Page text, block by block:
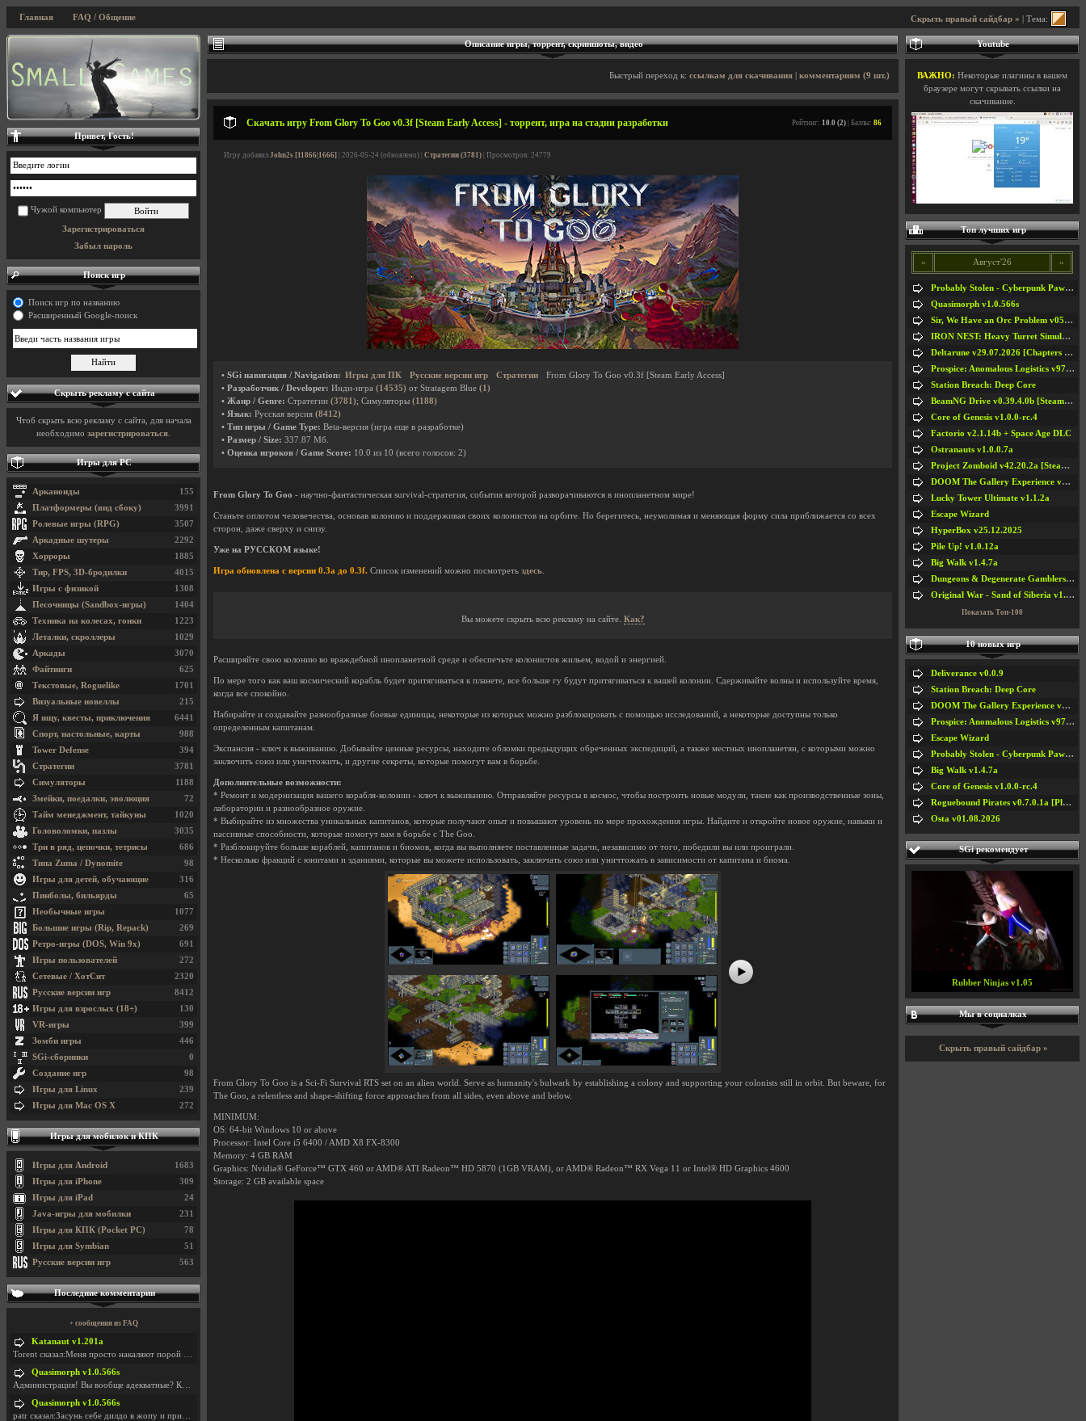
Скрыть правый сайдбар » | Тема:
Главная FAQ / Общение
Описание игры, торрент, скриншоты, видео
Быстрый переход к: ссылкам для скачивания комментариям (9 шт.)
Скачать игру From Glory To Goo v0.3f [Steam Early Access] - торрент, игра на стадии разработки Рейтинг: 10.0 (2) | Баллы: 86
Игру добавил John2s [11866|1666] | 2026-05-24 (обновлено) | Стратегии (3781) | Просмотров: 24779
• SGi навигация / Navigation: Игры для ПК Русские версии игр Стратегии
From Glory To Goo v0.3f [Steam Early Access]
• Разработчик / Developer: Инди-игра (14535) от Stratagem Blue (1)
• Жанр / Genre: Стратегии (3781); Симуляторы (1188)
• Язык: Русская версия (8412)
• Тип игры / Game Type: Beta-версия (игра еще в разработке)
• Размер / Size: 337.87 Мб.
• Оценка игроков / Game Score: 10.0 из 10 (всего голосов: 2)
From Glory To Goo - научно-фантастическая survival-стратегия, события которой разворачиваются в инопланетном мире!
Станьте оплотом человечества, основав колонию и поддерживая своих колонистов на орбите. Но берегитесь, неумолимая и меняющая форму сила приближается со всех
сторон, даже сверху и снизу.
Уже на РУССКОМ языке!
Игра обновлена с версии 0.3a до 0.3f. Список изменений можно посмотреть здесь
Вы можете скрыть всю рекламу на сайте. Как?
Расширяйте свою колонию во враждебной инопланетной среде и обеспечьте колонистов жильем, водой и энергией.
По мере того как ваш космический корабль будет притягиваться к планете, все больше гу будут притягиваться к вашей колонии. Сдерживайте волны и используйте время,
когда все спокойно.
Набирайте и создавайте разнообразные боевые единицы, некоторые из которых можно разблокировать с помощью исследований, а некоторые доступны только
определенным капитанам.
Экспансия - ключ к выживанию. Добывайте ценные ресурсы, находите обломки предыдущих обреченных экспедиций, а также местных инопланетян, с которыми можно
заключить союз или уничтожить, и другие секреты, которые помогут вам в борьбе.
Дополнительные возможности:
* Ремонт и модернизация вашего корабля-колонии - ключ к выживанию. Отправляйте ресурсы в космос, чтобы построить новые модули, такие как производственные зоны,
лаборатории и разнообразное оружие.
* Выбирайте из множества уникальных капитанов, которые получают опыт и повышают уровень по мере прохождения игры. Найдите и откройте новое оружие, навыки и
пассивные способности, которые помогут вам в борьбе с The Goo.
* Разблокируйте больше кораблей, капитанов и биомов, когда вы выполняете поставленные задачи, независимо от того, победили вы или проиграли.
* Несколько фракций с юнитами и зданиями, которые вы можете использовать, заключать союз или уничтожать в зависимости от капитана и биома.
#6
From Glory To Goo is a Sci-Fi Survival RTS set on an alien world. Serve as humanity's bulwark by establishing a colony and supporting your colonists still in orbit. But beware, for
The Goo, a relentless and shape-shifting force approaches from all sides, even above and below.
MINIMUM:
OS: 64-bit Windows 10 or above
Processor: Intel Core i5 6400 / AMD X8 FX-8300
Memory: 4 GB RAM
Graphics: Nvidia® GeForce™ GTX 460 or AMD® ATI Radeon™ HD 5870 (1GB VRAM), or AMD® Radeon™ RX Vega 11 or Intel® HD Graphics 4600
Storage: 2 GB available space
Привет, Гость!
Чужой компьютер
Зарегистрироваться
Забыл пароль
Поиск игр
Поиск игр по названию
Расширенный Google-поиск
Скрыть рекламу с сайта
Чтоб скрыть всю рекламу с сайта, для начала
необходимо зарегистрироваться
Игры для PC
155
Арканоиды
3991
Платформеры (вид сбоку)
3507
Ролевые игры (RPG)
2292
Аркадные шутеры
1885
Хорроры
4015
Тир, FPS, 3D-бродилки
1308
Игры с физикой
1404
Песочницы (Sandbox-игры)
1223
Техника на колесах, гонки
1029
Леталки, скроллеры
3070
Аркады
625
Файтинги
1701
Текстовые, Roguelike
215
Визуальные новеллы
6441
Я ищу, квесты, приключения
988
Спорт, настольные, карты
394
Tower Defense
3781
Стратегии
1188
Симуляторы
72
Змейки, поедалки, эволюция
1020
Тайм менеджмент, тайкуны
3035
Головоломки, пазлы
686
Три в ряд, цепочки, тетрисы
98
Типа Zuma / Dynomite
316
Игры для детей, обучающие
65
Пинболы, бильярды
1077
Необычные игры
269
Большие игры (Rip, Repack)
691
Ретро-игры (DOS, Win 9x)
272
Игры пользователей
2320
Сетевые / ХотСит
8412
Русские версии игр
130
Игры для взрослых (18+)
399
VR-игры
446
Зомби игры
0
SGi-сборники
98
Создание игр
239
Игры для Linux
272
Игры для Mac OS X
Игры для мобилок и КПК
1683
Игры для Android
309
Игры для iPhone
24
Игры для iPad
231
Java-игры для мобилки
78
Игры для КПК (Pocket PC)
51
Игры для Symbian
563
Русские версии игр
Последние комментарии
+ сообщения из FAQ
Katanaut v1.201a
Torent сказал:Меня просто накаляют порой речи о то
Quasimorph v1.0.566s
Администрация! Вы вообще адекватные? Какие монетки
Quasimorph v1.0.566s
patr сказал:Засунь себе дилдо в жопу и пришли фотк
Youtube
ВАЖНО: Некоторые плагины в вашем
браузере могут скрывать ссылки на
скачивание.
Топ лучших игр
« Август'26 »
Probably Stolen - Cyberpunk Pawnshop Simulator v048c [Playtest]
Quasimorph v1.0.566s
Sir, We Have an Orc Problem v05.08.2026
IRON NEST: Heavy Turret Simulator v1.0a
Deltarune v29.07.2026 [Chapters 1-5] / + RUS [Chapters 1-5]
Prospice: Anomalous Logistics v97 [Playtest]
Station Breach: Deep Core
BeamNG Drive v0.39.4.0b [Steam Early Access]
Core of Genesis v1.0.0-rc.4
Factorio v2.1.14b + Space Age DLC
Ostranauts v1.0.0.7a
Project Zomboid v42.20.2a [Steam Early Access]
DOOM The Gallery Experience v1.4.2
Lucky Tower Ultimate v1.1.2a
Escape Wizard
HyperBox v25.12.2025
Pile Up! v1.0.12a
Big Walk v1.4.7a
Dungeons & Degenerate Gamblers v2.0.2a
Original War - Sand of Siberia v1.6.30
Показать Топ-100
10 новых игр
Deliverance v0.0.9
Station Breach: Deep Core
DOOM The Gallery Experience v1.4.2
Prospice: Anomalous Logistics v97 [Playtest]
Escape Wizard
Probably Stolen - Cyberpunk Pawnshop Simulator v048c [Playtest]
Big Walk v1.4.7a
Core of Genesis v1.0.0-rc.4
Roguebound Pirates v0.7.0.1a [Playtest]
Osta v01.08.2026
SGi рекомендует
Rubber Ninjas v1.05
Мы в социалках
Скрыть правый сайдбар »